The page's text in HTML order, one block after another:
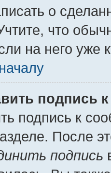
о
что
на него уже
подпись
подпись к
После
подпись